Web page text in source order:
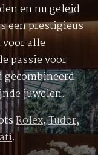
en nu geleid
een prestigieus
alle
passie voor
juwelen.
Rolex,Tudor,
.